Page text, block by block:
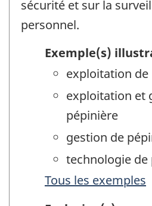
sécurité et sur la
personnel.
Exemple(s)
exploitation de
exploitation et
pépinière
gestion de
technologie de
Tous les exemples